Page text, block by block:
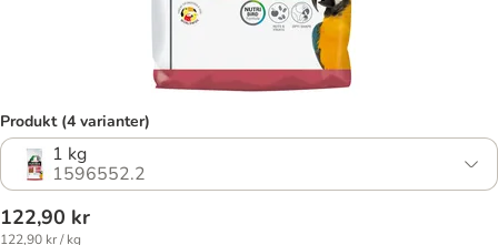
Produkt (4 varianter)
1 kg
1596552.2
122,90 kr
122,90 kr / kg